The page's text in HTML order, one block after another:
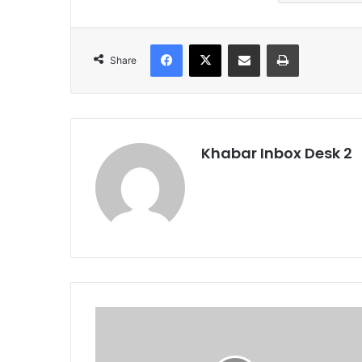
Share
Facebook
X Share via Email Print
Khabar Inbox Desk 2